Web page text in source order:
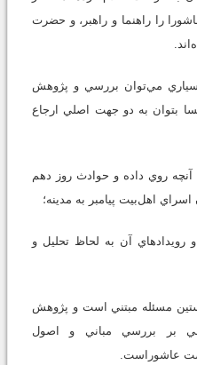
را راهنما و راهبر، و حضرت
بسياري مي‌توان بررسي و پژوهش
بتوان به دو جهت اصلي ارجاع
روي داده و حوادث روز دهم
اهل‌بيت پيامبر به مدينه؛
آن به لحاظ تحليل و
مسئله مبتني است و پژوهش
بر بررسي مباني و اصول
عاشوراست.